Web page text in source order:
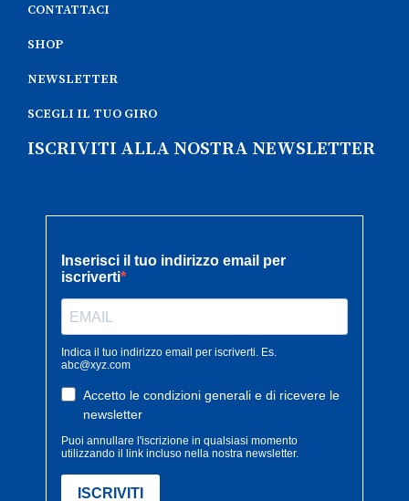
CONTATTACI
SHOP
NEWSLETTER
SCEGLI IL TUO GIRO
ISCRIVITI ALLA NOSTRA NEWSLETTER